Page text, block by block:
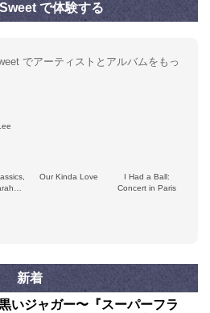
で体験する
でアーティストとアルバムをもっ
Our Kinda Love
I Had a Ball:
Concert in Paris
新着
いジャガー〜『スーパーフラ